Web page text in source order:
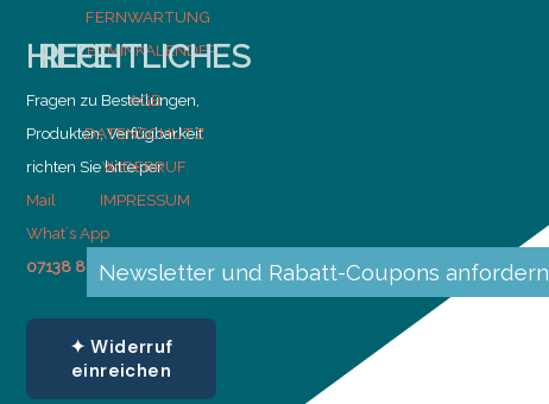
FERNWARTUNG
TERMINKALENDER
HILFE
Fragen zu Bestellungen,
Produkten, Verfügbarkeit
richten Sie bitte per
Mail
What´s App
07138 814 99 00
RECHTLICHES
AGB
DATENSCHUTZ
WIDERRUF
IMPRESSUM
Newsletter und Rabatt-Coupons anfordern
✦ Widerruf
einreichen